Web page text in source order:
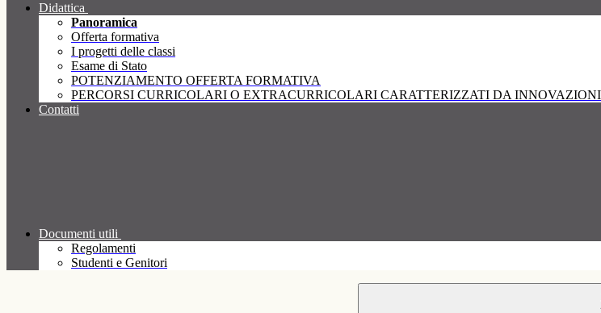
Didattica
Panoramica
Offerta formativa
I progetti delle classi
Esame di Stato
POTENZIAMENTO OFFERTA FORMATIVA
PERCORSI CURRICOLARI O EXTRACURRICOLARI CARATTERIZZATI DA
Contatti
Documenti utili
Regolamenti
Studenti e Genitori